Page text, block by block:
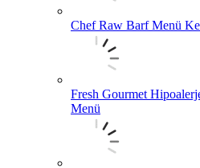
Chef Raw Barf Menü
Fresh Gourmet
Menü